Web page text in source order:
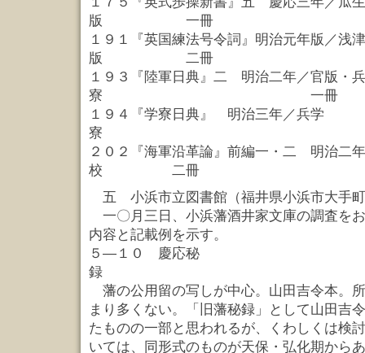
版 一冊
１９１『英国練法号令詞』明治元年版／
版 二冊
１９３『陸軍日典』二 明治二年／官版・
寮 一冊
１９４『学寮日典』 明治三年／兵学
寮 一
２０２『海軍沿革論』前編一・二 明治二
校 二冊
五 小浜市立図書館（福井県小浜市大手
一〇月三日、小浜藩酒井家文庫の調査を
内容と記載例を示す。
５—１０ 慶応秘
録
藩の公用留の写しが中心。山田吉令本。
まり多くない。「旧藩秘録」として山田吉
たものの一部と思われるが、くわしくは検
いては、同形式のものが天保・弘化期から